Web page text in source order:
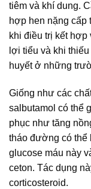
tiêm và khí dung.
hợp hen nặng cấp
khi điều trị kết hợp
lợi tiểu và khi
huyết ở những
Giống như các
salbutamol có thể
phục như tăng
tháo đường có thể
glucose máu này
ceton. Tác dụng
corticosteroid.